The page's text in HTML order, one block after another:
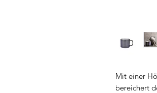
Mit einer
bereichert